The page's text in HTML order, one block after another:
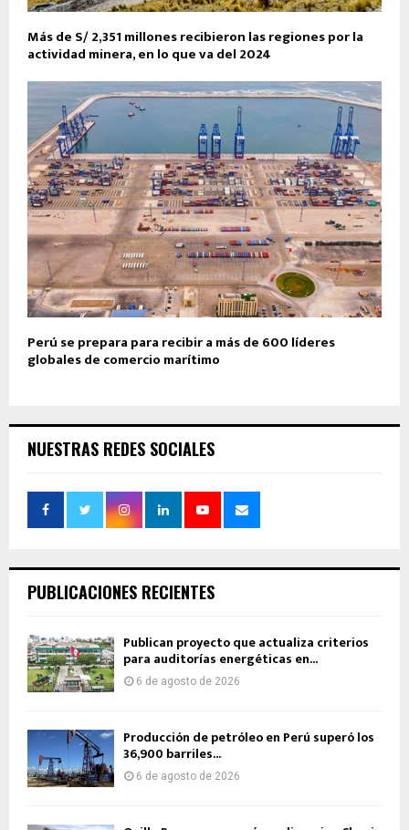
Más de S/ 2,351 millones recibieron las regiones por la
actividad minera, en lo que va del 2024
Perú se prepara para recibir a más de 600 líderes
globales de comercio marítimo
NUESTRAS REDES SOCIALES
PUBLICACIONES RECIENTES
Publican proyecto que actualiza criterios
para auditorías energéticas en...
6 de agosto de 2026
Producción de petróleo en Perú superó los
36,900 barriles...
6 de agosto de 2026